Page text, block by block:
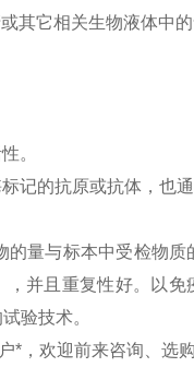
其它相关生物液体中的
。
记的抗原或抗体，也
量与标本中受检物
并且重复性好。以
验技术。
*，欢迎前来咨询、选购